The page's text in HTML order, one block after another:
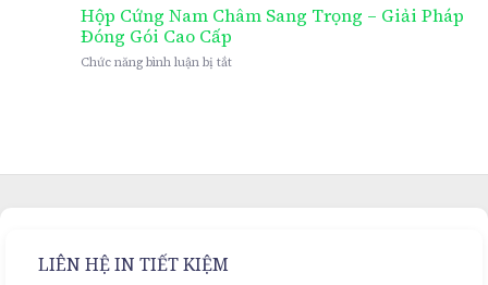
Hộp
Cứng
Châm
Nám
Hộp Cứng Nam Châm Sang Trọng – Giải Pháp
Đóng Gói Cao Cấp
Chức năng bình luận bị tắtở
Trọng
LIÊN HỆ IN TIẾT KIỆM